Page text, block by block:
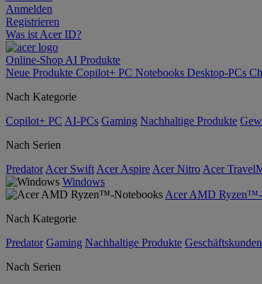
Anmelden
Registrieren
Was ist Acer ID?
Online-Shop AI Produkte
Neue Produkte Copilot+ PC Notebooks Desktop-PCs
Nach Kategorie
Copilot+ PC AI-PCs Gaming Nachhaltige Produkte
Nach Serien
Predator Acer Swift Acer Aspire Acer Nitro Acer
Windows
Acer AMD Ryzen™-
Nach Kategorie
Predator Gaming Nachhaltige Produkte Geschäftskunden
Nach Serien